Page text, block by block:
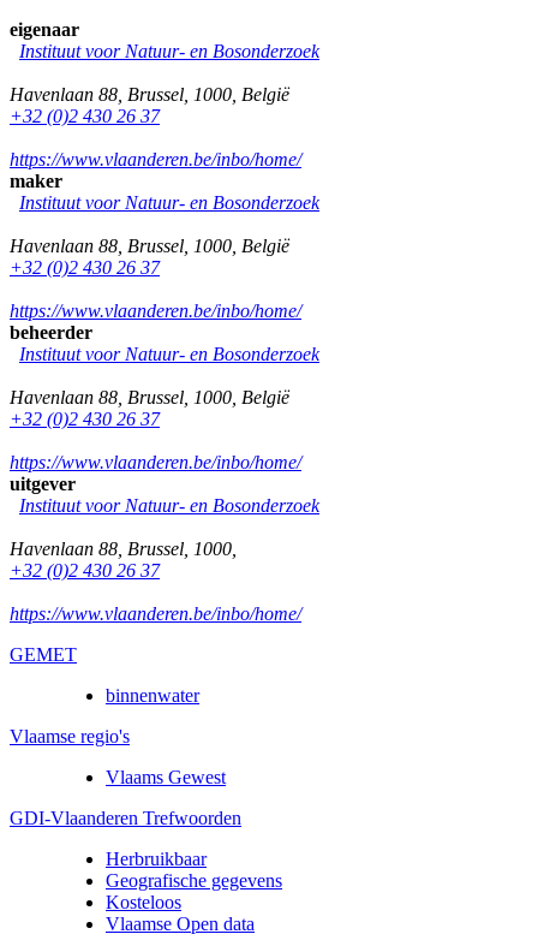
eigenaar
Instituut voor Natuur- en Bosonderzoek
Havenlaan 88 Brussel 1000 België
+32 (0)2 430 26 37
https://www.vlaanderen.be/inbo/home/
maker
Instituut voor Natuur- en Bosonderzoek
Havenlaan 88 Brussel 1000 België
+32 (0)2 430 26 37
https://www.vlaanderen.be/inbo/home/
beheerder
Instituut voor Natuur- en Bosonderzoek
Havenlaan 88 Brussel 1000 België
+32 (0)2 430 26 37
https://www.vlaanderen.be/inbo/home/
uitgever
Instituut voor Natuur- en Bosonderzoek
Havenlaan 88 Brussel 1000
+32 (0)2 430 26 37
https://www.vlaanderen.be/inbo/home/
GEMET
binnenwater
Vlaamse regio's
Vlaams Gewest
GDI-Vlaanderen Trefwoorden
Herbruikbaar
Geografische gegevens
Kosteloos
Vlaamse Open data